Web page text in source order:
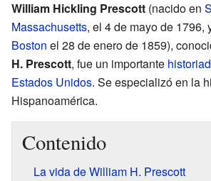
William Hickling Prescott (nacido en
Massachusetts, el 4 de mayo de 1796,
Boston el 28 de enero de 1859),
H. Prescott, fue un importante
Estados Unidos. Se especializó en la
Hispanoamérica.
Contenido
La vida de William H. Prescott